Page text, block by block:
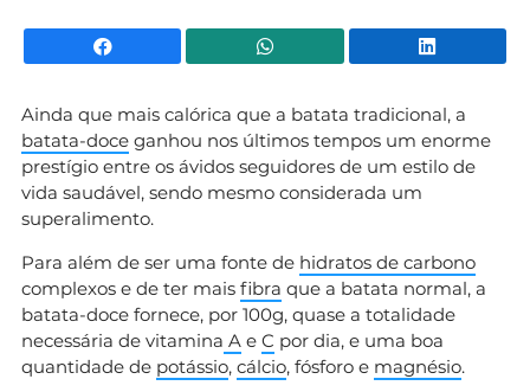
Facebook WhatsApp
Ainda que mais calórica que a batata tradicional, a
batata-doce ganhou nos últimos tempos um enorme
prestígio entre os ávidos seguidores de um estilo de
vida saudável, sendo mesmo considerada um
superalimento.
Para além de ser uma fonte de hidratos de carbono
complexos e de ter mais fibra que a batata normal, a
batata-doce fornece, por 100g, quase a totalidade
necessária de vitamina A e C por dia, e uma boa
quantidade de potássio, cálcio, fósforo e magnésio.